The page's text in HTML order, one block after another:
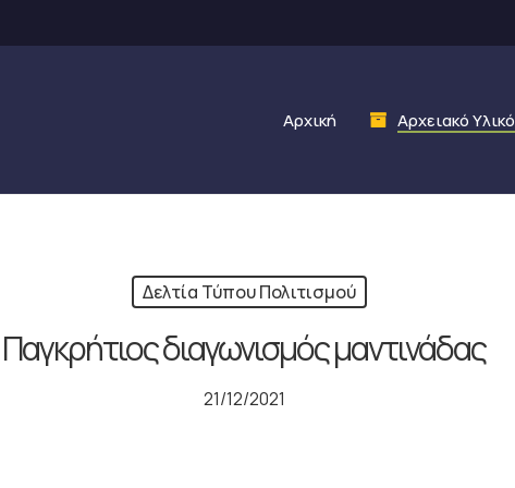
Αρχική Αρχειακό Υλικό
Δελτία Τύπου Πολιτισμού
Παγκρήτιος διαγωνισμός μαντινάδας
21/12/2021